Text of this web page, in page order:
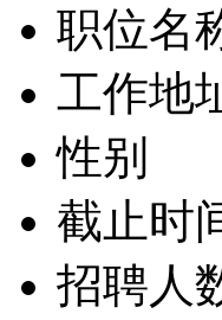
职位名
工作地
性别
截止时
招聘人